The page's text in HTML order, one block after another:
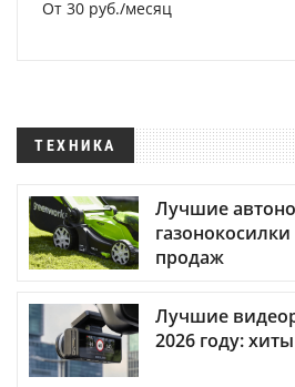
От 30 руб./месяц
ТЕХНИКА
Лучшие
продаж
Лучшие
2026 году: